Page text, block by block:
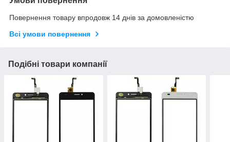
Повернення товару впродовж 14 днів за домовленістю
Всі умови повернення
Подібні товари компанії